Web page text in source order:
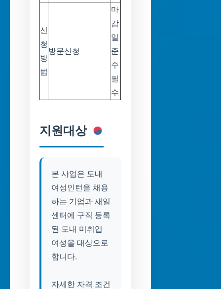
신
청
방
법
방문신청
마
감
일
준
수
필
수
지원대상
본 사업은 도내
여성인턴을 채용
하는 기업과 새일
센터에 구직 등록
된 도내 미취업
여성을 대상으로
합니다.
자세한 자격 조건